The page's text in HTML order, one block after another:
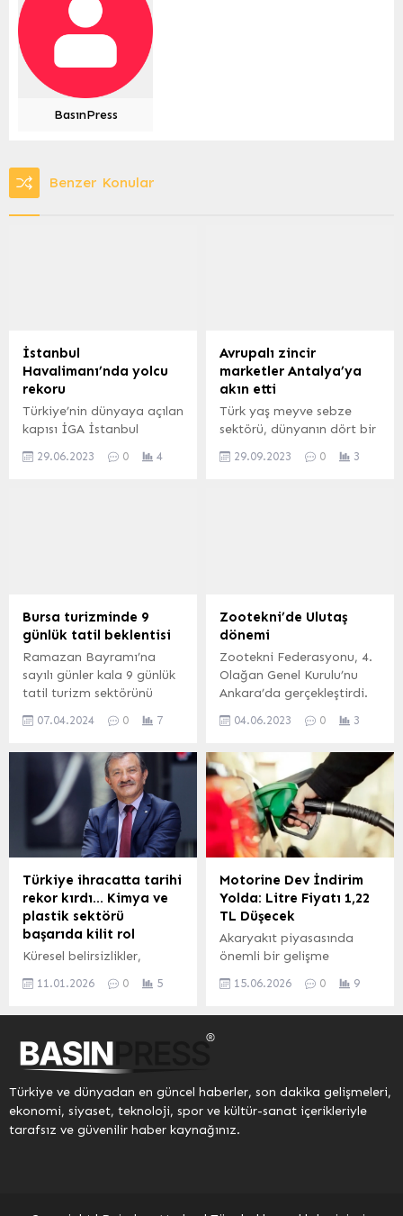
BasınPress
Benzer Konular
İstanbul
Havalimanı’nda yolcu
rekoru
Türkiye’nin dünyaya açılan
kapısı İGA İstanbul
uçuş düzenlendi. 252 bin
ve Avrupa’nın en yoğun
havalimanı olan İGA
İstanbul Havalimanı, 9
günlük Kurban Bayramı
tatili öncesinde ev
sahipliği yaptığı...
29.06.2023 0 4
Avrupalı zincir
marketler Antalya’ya
akın etti
Türk yaş meyve sebze
sektörü, dünyanın dört bir
zincir marketleri 28-30
coğrafyasında yetişen
birbirinden lezzetli
sebzeyi 100’den fazla
ülkeye ihraç ederek...
29.09.2023 0 3
Bursa turizminde 9
günlük tatil beklentisi
Ramazan Bayramı’na
sayılı günler kala 9 günlük
tatil turizm sektörünü
(İGFA) – Bursa SKAL
Işık Mısırlıoğlu, 9 günlük
bayram tatili dolayısıyla
Bursa’daki otellerin asgari
yüzde 80’in üzerinde bir
doluluğa ulaşmasını
beklediklerini açıkladı.
Tatilin olumlu etkilerinin
sektöre yansıdığını
belirten Başkan Meltem
Işık Mısırlıoğlu, “Bu oranın
önümüzdeki...
07.04.2024 0 7
Zootekni’de Ulutaş
dönemi
Zootekni Federasyonu, 4.
Olağan Genel Kurulu’nu
Ankara’da gerçekleştirdi.
hayvancılığının teminatı
Mühendisleri, Ankara’da
Zootekni Federasyonu 4.
Olağan Genel Kurulu’nda
bir araya geldi. Ülkemizin
dört bir yanından genel
kurula katılan delegasyon,
Prof. Dr. Zafer Ulutaş
tarafından oluşturulan tek
liste ile seçime girip oy
birliğiyle yeni...
04.06.2023 0 3
Türkiye ihracatta tarihi
rekor kırdı… Kimya ve
plastik sektörü
başarıda kilit rol
Küresel belirsizlikler,
ticaret baskılarına rağmen
artırarak 273,4 milyar
dolarla Cumhuriyet
seviyesine taşıdı. Kimya ve
plastik sektörü başarıda
kilit rol oynadı. İSTANBUL
11.01.2026 0 5
Motorine Dev İndirim
Yolda: Litre Fiyatı 1,22
TL Düşecek
Akaryakıt piyasasında
önemli bir gelişme
gece yarısından itibaren
fiyatlarında belirgin bir
düşüş yaşanması
hedefleniyor. Motorin
15.06.2026 0 9
Türkiye ve dünyadan en güncel haberler, son dakika gelişmeleri,
ekonomi, siyaset, teknoloji, spor ve kültür-sanat içerikleriyle
tarafsız ve güvenilir haber kaynağınız.